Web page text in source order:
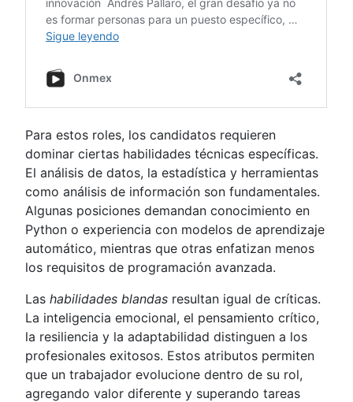
Para estos roles, los candidatos requieren
dominar ciertas habilidades técnicas específicas.
El análisis de datos, la estadística y herramientas
como análisis de información son fundamentales.
Algunas posiciones demandan conocimiento en
Python o experiencia con modelos de aprendizaje
automático, mientras que otras enfatizan menos
los requisitos de programación avanzada.
Lashabilidades blandas resultan igual de críticas.
La inteligencia emocional, el pensamiento crítico,
la resiliencia y la adaptabilidad distinguen a los
profesionales exitosos. Estos atributos permiten
que un trabajador evolucione dentro de su rol,
agregando valor diferente y superando tareas